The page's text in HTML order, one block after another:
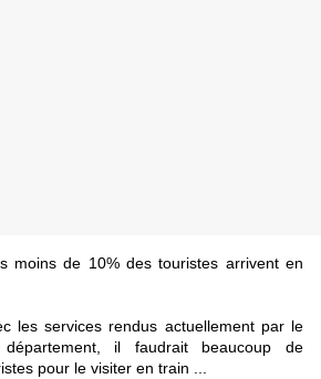
moins de 10% des touristes arrivent en
les services rendus actuellement par le
il faudrait beaucoup de
pour le visiter en train ...